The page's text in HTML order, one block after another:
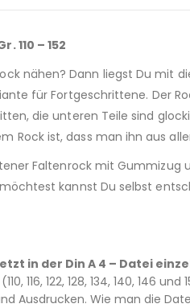
110 – 152
nähen? Dann liegst Du mit
für Fortgeschrittene. Der
die unteren Teile sind
Rock ist, dass man ihn aus
Faltenrock mit
kannst Du selbst
jetzt in der Din A 4 – Datei
116, 122, 128, 134, 140, 146
Ausdrucken. Wie man die